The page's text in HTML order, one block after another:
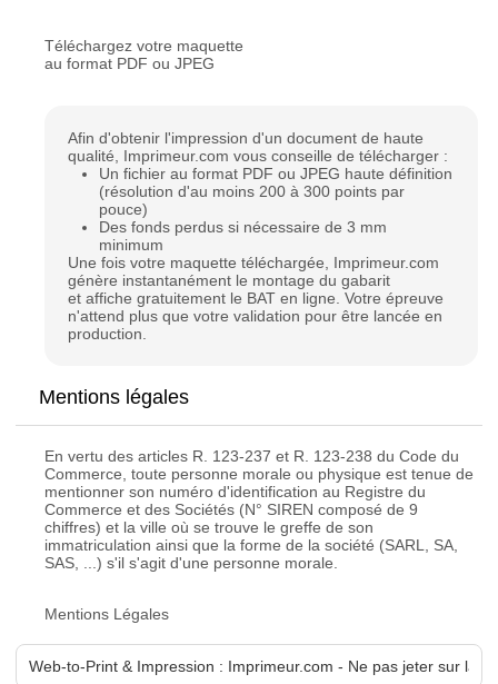
Téléchargez votre maquette
au format PDF ou JPEG
Afin d'obtenir l'impression d'un document de haute
qualité, Imprimeur.com vous conseille de télécharger :
Un fichier au format PDF ou JPEG haute définition
(résolution d'au moins 200 à 300 points par
pouce)
Des fonds perdus si nécessaire de 3 mm
minimum
Une fois votre maquette téléchargée, Imprimeur.com
génère instantanément le montage du gabarit
et affiche gratuitement le BAT en ligne. Votre épreuve
n'attend plus que votre validation pour être lancée en
production.
Mentions légales
En vertu des articles R. 123-237 et R. 123-238 du Code du
Commerce, toute personne morale ou physique est tenue de
mentionner son numéro d'identification au Registre du
Commerce et des Sociétés (N° SIREN composé de 9
chiffres) et la ville où se trouve le greffe de son
immatriculation ainsi que la forme de la société (SARL, SA,
SAS, ...) s'il s'agit d'une personne morale.
Mentions Légales